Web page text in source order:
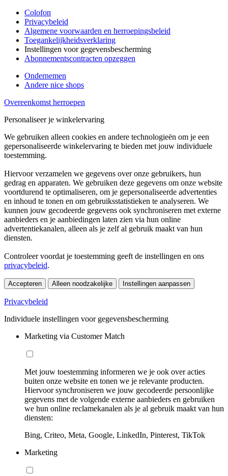
Colofon
Privacybeleid
Algemene voorwaarden en herroepingsbeleid
Toegankelijkheidsverklaring
Instellingen voor gegevensbescherming
Abonnementscontracten opzeggen
Ondernemen
Andere nice shops
Overeenkomst herroepen
Personaliseer je winkelervaring
We gebruiken alleen cookies en andere technologieën om je een
gepersonaliseerde winkelervaring te bieden met jouw individuele
toestemming.
Hiervoor verzamelen we gegevens over onze gebruikers, hun
gedrag en apparaten. We gebruiken deze gegevens om onze website
voortdurend te optimaliseren, om je gepersonaliseerde advertenties
en inhoud te tonen en om gebruiksstatistieken te analyseren. We
kunnen jouw gecodeerde gegevens ook synchroniseren met externe
aanbieders en je aanbiedingen laten zien via hun online
advertentiekanalen, alleen als je zelf al gebruik maakt van hun
diensten.
Controleer voordat je toestemming geeft de instellingen en ons
privacybeleid.
Accepteren Alleen noodzakelijke Instellingen aanpassen
Privacybeleid
Individuele instellingen voor gegevensbescherming
Marketing via Customer Match
Met jouw toestemming informeren we je ook over acties
buiten onze website en tonen we je relevante producten.
Hiervoor synchroniseren we jouw gecodeerde persoonlijke
gegevens met de volgende externe aanbieders en gebruiken
we hun online reclamekanalen als je al gebruik maakt van hun
diensten:
Bing, Criteo, Meta, Google, LinkedIn, Pinterest, TikTok
Marketing